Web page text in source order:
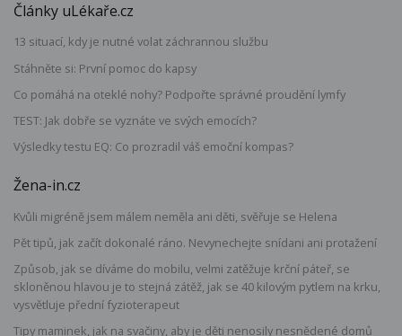
Články uLékaře.cz
13 situací, kdy je nutné volat záchrannou službu
Stáhněte si: První pomoc do kapsy
Co pomáhá na oteklé nohy? Podpořte správné proudění lymfy
TEST: Jak dobře se vyznáte ve svých emocích?
Výsledky testu EQ: Co prozradil váš emoční kompas?
Žena-in.cz
Kvůli migréně jsem málem neměla ani děti, svěřuje se Helena
Pět tipů, jak začít dokonalé ráno. Nevynechejte snídani ani protažení
Způsob, jak se díváme do mobilu, velmi zatěžuje krční páteř, se
skloněnou hlavou je to stejná zátěž, jak se 40 kilovým pytlem na krku,
vysvětluje přední fyzioterapeut
Tipy maminek, jak na svačiny, aby je děti nenosily nesnědené domů